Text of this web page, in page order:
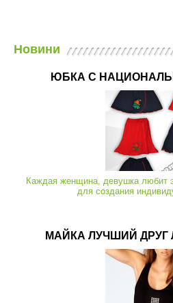
Новини
ЮБКА С
Каждая женщина, девушка любит
для создания
МАЙКА ЛУЧШИЙ